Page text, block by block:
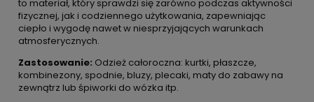
to materiał, który sprawdzi się zarówno podczas aktywności
fizycznej, jak i codziennego użytkowania, zapewniając
ciepło i wygodę nawet w niesprzyjających warunkach
atmosferycznych.
Zastosowanie: Odzież całoroczna: kurtki, płaszcze,
kombinezony, spodnie, bluzy, plecaki, maty do zabawy na
zewnątrz lub śpiworki do wózka itp.